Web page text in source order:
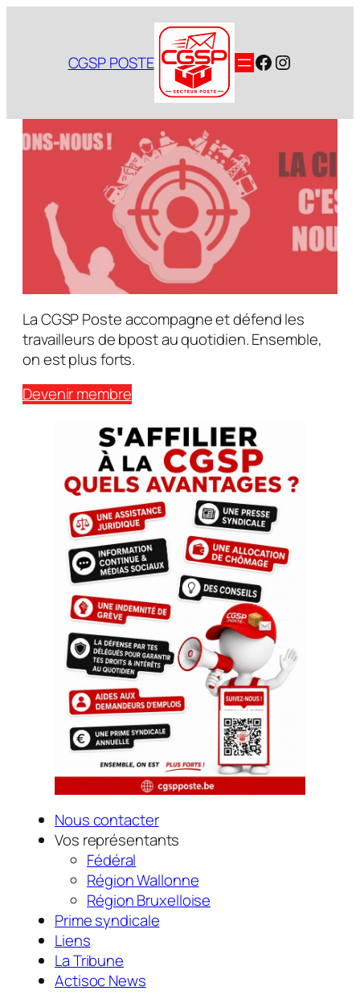
CGSP POSTE Facebook
Instagram
La CGSP Poste accompagne et défend les
travailleurs de bpost au quotidien. Ensemble,
on est plus forts.
Devenir membre
Nous contacter
Vos représentants
Fédéral
Région Wallonne
Région Bruxelloise
Prime syndicale
Liens
La Tribune
Actisoc News